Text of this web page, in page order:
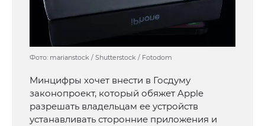
Фото: marianstock / Shutterstock / Fotodom
Минцифры хочет внести в Госдуму
законопроект, который обяжет Apple
разрешать владельцам ее устройств
устанавливать сторонние приложения и